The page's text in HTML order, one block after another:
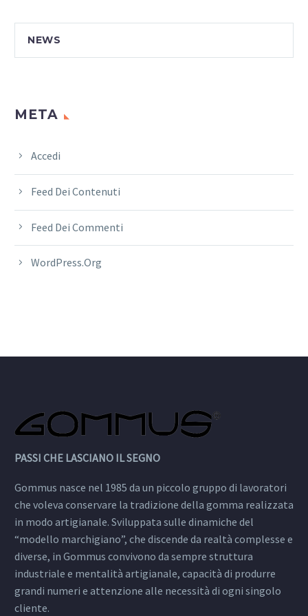
NEWS
META
Accedi
Feed Dei Contenuti
Feed Dei Commenti
WordPress.org
PASSI CHE LASCIANO IL SEGNO
Gommus nasce nel 1985 da un piccolo gruppo di lavoratori
che voleva conservare la tradizione della gomma realizzata
in modo artigianale. Sviluppata sulle dinamiche del
“modello marchigiano”, che discende da realtà complesse e
diverse, in Gommus convivono da sempre struttura
industriale e mentalità artigianale, capacità di produrre
grandi numeri e attenzione alle necessità di ogni singolo
cliente.